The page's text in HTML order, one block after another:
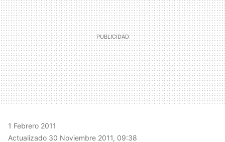
1 Febrero 2011
Actualizado 30 Noviembre 2011, 09:38